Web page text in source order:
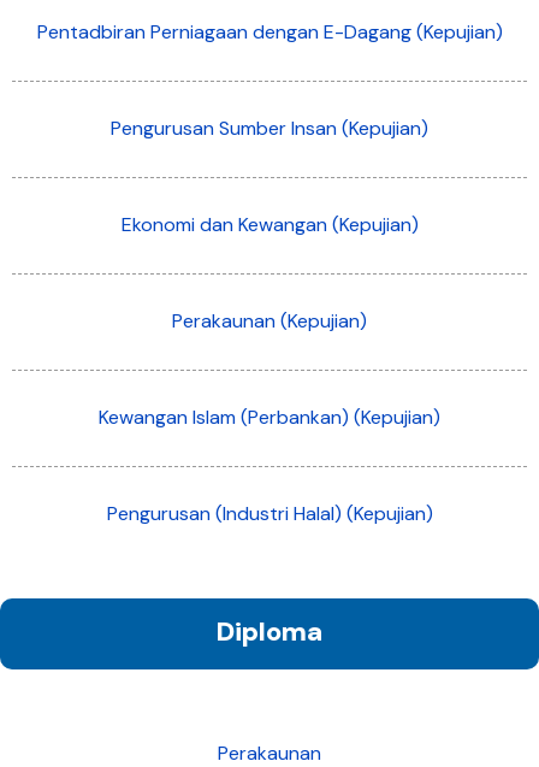
Pentadbiran Perniagaan dengan E-Dagang (Kepujian)
Pengurusan Sumber Insan (Kepujian)
Ekonomi dan Kewangan (Kepujian)
Perakaunan (Kepujian)
Kewangan Islam (Perbankan) (Kepujian)
Pengurusan (Industri Halal) (Kepujian)
Diploma
Perakaunan